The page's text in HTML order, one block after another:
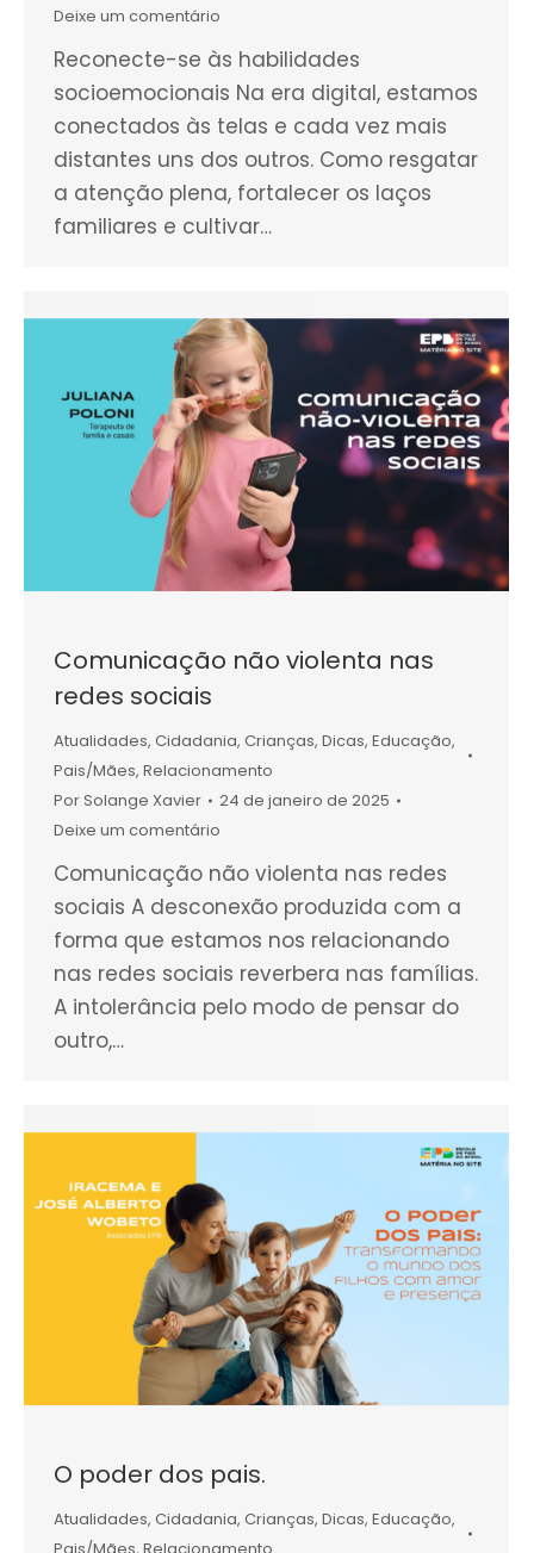
Deixe um comentário
Reconecte-se às habilidades
socioemocionais Na era digital, estamos
conectados às telas e cada vez mais
distantes uns dos outros. Como resgatar
a atenção plena, fortalecer os laços
familiares e cultivar…
Comunicação não violenta nas
redes sociais
Atualidades, Cidadania, Crianças, Dicas, Educação,
Pais/Mães, Relacionamento
PorSolange Xavier
24 de janeiro de 2025
Deixe um comentário
Comunicação não violenta nas redes
sociais A desconexão produzida com a
forma que estamos nos relacionando
nas redes sociais reverbera nas famílias.
A intolerância pelo modo de pensar do
outro,…
O poder dos pais.
Atualidades, Cidadania, Crianças, Dicas, Educação,